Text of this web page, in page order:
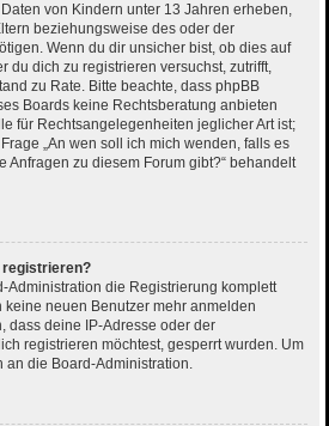
von Kindern unter 13 Jahren erheben,
beziehungsweise des oder der
Wenn du dir unsicher bist, ob dies auf
du dich zu registrieren versuchst, zutrifft,
zu Rate. Bitte beachte, dass phpBB
Boards keine Rechtsberatung anbieten
für Rechtsangelegenheiten jeglicher Art ist;
„An wen soll ich mich wenden, falls es
Anfragen zu diesem Forum gibt?“ behandelt
registrieren?
Administration die Registrierung komplett
keine neuen Benutzer mehr anmelden
dass deine IP-Adresse oder der
registrieren möchtest, gesperrt wurden. Um
an die Board-Administration.